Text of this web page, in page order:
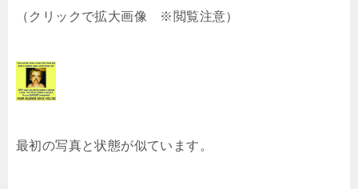
（クリックで拡大画像 ※閲覧注意）
最初の写真と状態が似ています。